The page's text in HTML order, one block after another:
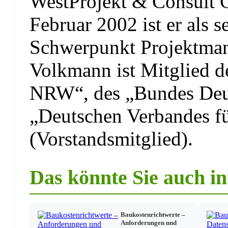
Kostenstrukturierung
Kostenoptimierung
Kostenbegrenzung/Design to cost
Folgekosten (Betriebs- und Bauunterhaltskosten)
DV-gestütztes Kostenmanagement in Verbindung mit
Termine
Termindarstellungsmethoden
Zeitplan beim Baugeschehen
Fortschrittskontrolle
Termin im juristischen Verständnis
Das Projekthandbuch als Führungsinstrument
Februar 2002 ist er als
Schwerpunkt
Volkmann ist Mitglied
NRW“, des „Bundes
„Deutschen Verbandes
(Vorstandsmitglied).
Das könnte Sie auch
Baukostenrichtwerte –
Anforderungen und